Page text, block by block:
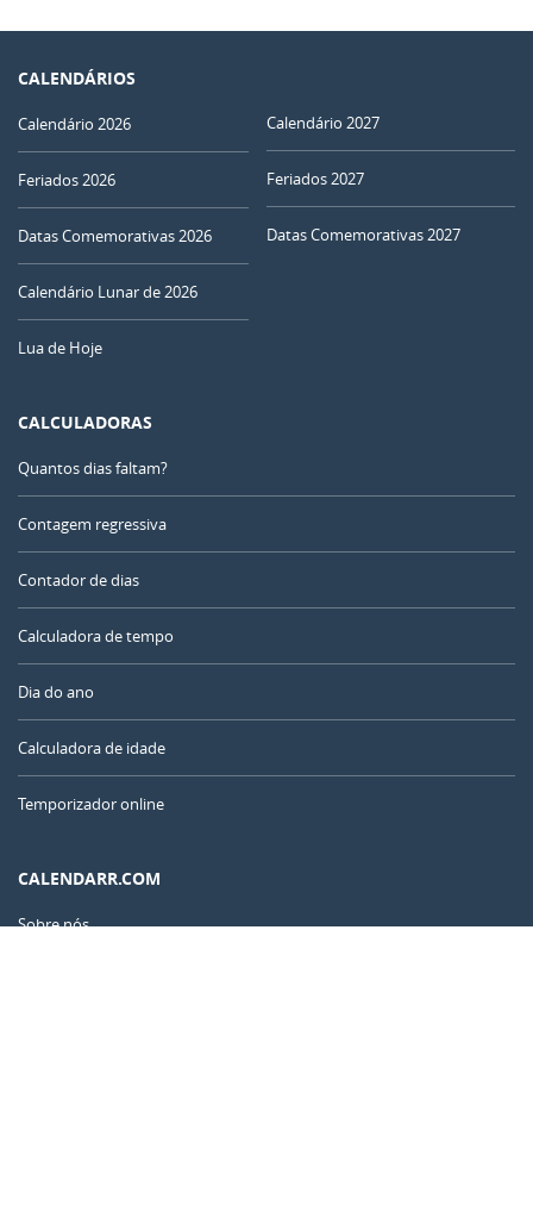
CALENDÁRIOS
Calendário 2026
Feriados 2026
Datas Comemorativas 2026
Calendário Lunar de 2026
Lua de Hoje
Calendário 2027
Feriados 2027
Datas Comemorativas 2027
CALCULADORAS
Quantos dias faltam?
Contagem regressiva
Contador de dias
Calculadora de tempo
Dia do ano
Calculadora de idade
Temporizador online
CALENDARR.COM
Sobre nós